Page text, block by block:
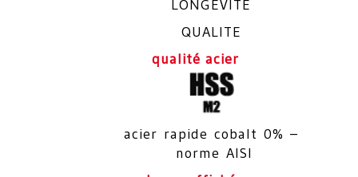
LONGEVITE
QUALITE
qualité acier
acier rapide cobalt 0% –
norme AISI